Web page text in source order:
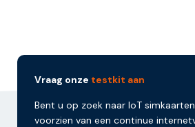
Vraag onze testkit aan
Bent u op zoek naar IoT
voorzien van een continue